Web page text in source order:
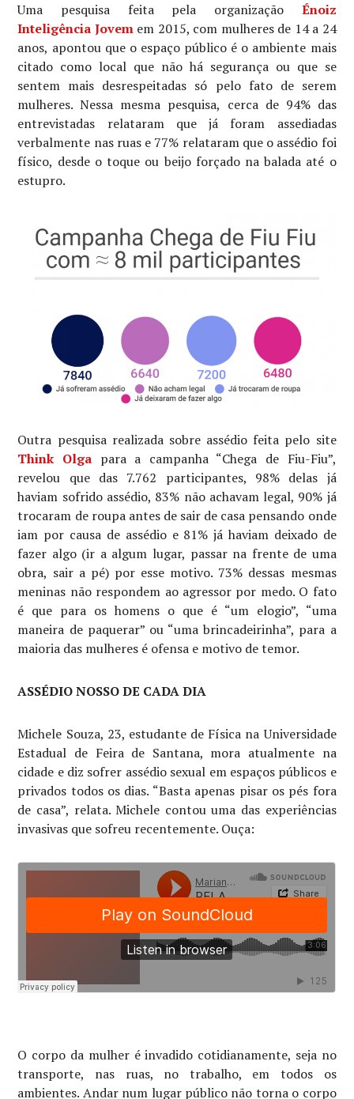
Uma pesquisa feita pela organização Énoiz
Inteligência Jovemem 2015, com mulheres de 14 a 24
anos, apontou que o espaço público é o ambiente mais
citado como local que não há segurança ou que se
sentem mais desrespeitadas só pelo fato de serem
mulheres. Nessa mesma pesquisa, cerca de 94% das
entrevistadas relataram que já foram assediadas
verbalmente nas ruas e 77% relataram que o assédio foi
físico, desde o toque ou beijo forçado na balada até o
estupro.
Outra pesquisa realizada sobre assédio feita pelo site
Think Olga para a campanha “Chega de Fiu-Fiu”,
revelou que das 7.762 participantes, 98% delas já
haviam sofrido assédio, 83% não achavam legal, 90% já
trocaram de roupa antes de sair de casa pensando onde
iam por causa de assédio e 81% já haviam deixado de
fazer algo (ir a algum lugar, passar na frente de uma
obra, sair a pé) por esse motivo. 73% dessas mesmas
meninas não respondem ao agressor por medo. O fato
é que para os homens o que é “um elogio”, “uma
maneira de paquerar” ou “uma brincadeirinha”, para a
maioria das mulheres é ofensa e motivo de temor.
ASSÉDIO NOSSO DE CADA DIA
Michele Souza, 23, estudante de Física na Universidade
Estadual de Feira de Santana, mora atualmente na
cidade e diz sofrer assédio sexual em espaços públicos e
privados todos os dias. “Basta apenas pisar os pés fora
de casa”, relata. Michele contou uma das experiências
invasivas que sofreu recentemente. Ouça:
O corpo da mulher é invadido cotidianamente, seja no
transporte, nas ruas, no trabalho, em todos os
ambientes. Andar num lugar público não torna o corpo